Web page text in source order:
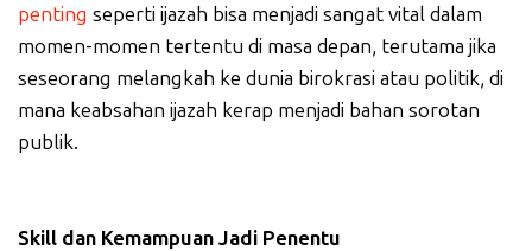
penting seperti ijazah bisa menjadi sangat vital dalam
momen-momen tertentu di masa depan, terutama jika
seseorang melangkah ke dunia birokrasi atau politik, di
mana keabsahan ijazah kerap menjadi bahan sorotan
publik.
Skill dan Kemampuan Jadi Penentu